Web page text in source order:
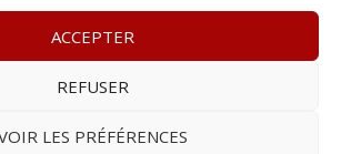
ACCEPTER
REFUSER
LES PRÉFÉRENCES
– www.lelegis.fr –Zone Franche Cité Dillon
:contact@lelegis.fr–